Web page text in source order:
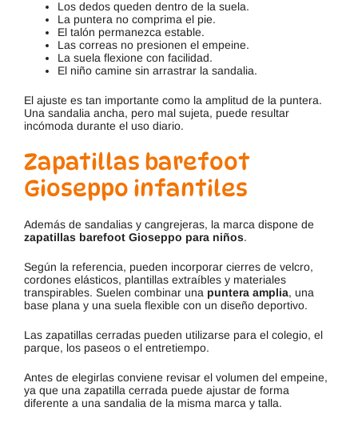
Los dedos queden dentro de la suela.
La puntera no comprima el pie.
El talón permanezca estable.
Las correas no presionen el empeine.
La suela flexione con facilidad.
El niño camine sin arrastrar la sandalia.
El ajuste es tan importante como la amplitud de la puntera.
Una sandalia ancha, pero mal sujeta, puede resultar
incómoda durante el uso diario.
Zapatillas barefoot
Gioseppo infantiles
Además de sandalias y cangrejeras, la marca dispone de
zapatillas barefoot Gioseppo para niños.
Según la referencia, pueden incorporar cierres de velcro,
cordones elásticos, plantillas extraíbles y materiales
transpirables. Suelen combinar una puntera amplia, una
base plana y una suela flexible con un diseño deportivo.
Las zapatillas cerradas pueden utilizarse para el colegio, el
parque, los paseos o el entretiempo.
Antes de elegirlas conviene revisar el volumen del empeine,
ya que una zapatilla cerrada puede ajustar de forma
diferente a una sandalia de la misma marca y talla.